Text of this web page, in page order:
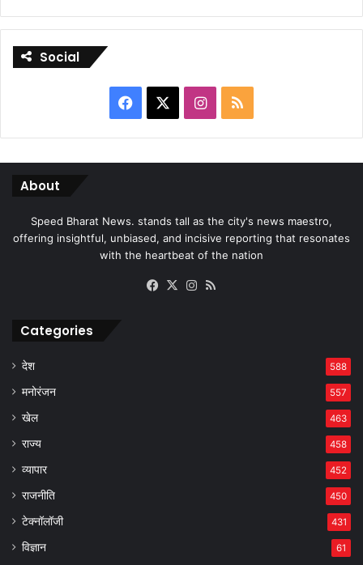
Social
Facebook Instagram
RSS
About
Speed Bharat News. stands tall as the city's news maestro,
offering insightful, unbiased, and incisive reporting that resonates
with the heartbeat of the nation
Facebook
X Instagram
Categories
देश 588
मनोरंजन 557
खेल 463
राज्य 458
व्यापार 452
राजनीति 450
टेक्नॉलॉजी 431
विज्ञान 61